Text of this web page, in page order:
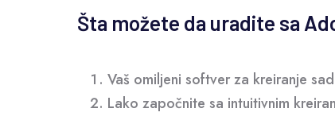
Šta možete da uradite sa
Vaš omiljeni softver za kreiranje
Lako započnite sa intuitivnim